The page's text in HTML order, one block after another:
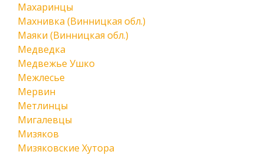
Махаринцы
Махнивка (Винницкая обл.)
Маяки (Винницкая обл.)
Медведка
Медвежье Ушко
Межлесье
Мервин
Метлинцы
Мигалевцы
Мизяков
Мизяковские Хутора